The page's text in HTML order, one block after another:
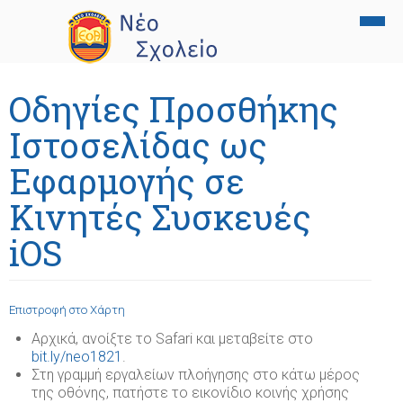
Οδηγίες Προσθήκης
Ιστοσελίδας ως
Εφαρμογής σε
Κινητές Συσκευές
iOS
Επιστροφή στο Χάρτη
Αρχικά, ανοίξτε το Safari και μεταβείτε στο
bit.ly/neo1821 .
Στη γραμμή εργαλείων πλοήγησης στο κάτω μέρος
της οθόνης, πατήστε το εικονίδιο κοινής χρήσης
Το σχολείο
Όραμα - αξίες
Οι στόχοι μας
Ανθρώπινο δυναμικό
Εγκαταστάσεις
Εκπαίδευση
Γυμνάσιο
Γενικό Λύκειο
Ξένες γλώσσες
Εργαστήριο Φυσικών Επιστημών
Εσωτερικό φροντιστήριο - Ενισχυτική Διδασκαλία
Σχολική ζωή
Θεατρική ομάδα
Μουσικό τμήμα
Τμήμα καλλιτεχνικών
Εκδηλώσεις
Γονείς
Εγγραφές - δίδακτρα
Γραφείο επαγγελματικού προσανατολισμού
Νέα
Επικοινωνία
Υποτροφίες 2026
1821